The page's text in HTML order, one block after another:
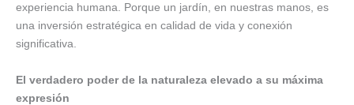
experiencia humana. Porque un jardín, en nuestras manos, es
una inversión estratégica en calidad de vida y conexión
significativa.
El verdadero poder de la naturaleza elevado a su máxima
expresión